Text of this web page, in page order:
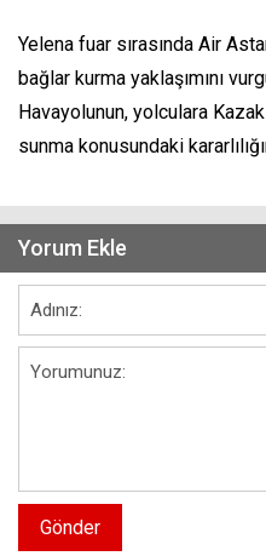
Yelena fuar sırasında Air
bağlar kurma yaklaşımını
Havayolunun, yolculara
sunma konusundaki
Yorum Ekle
Gönder